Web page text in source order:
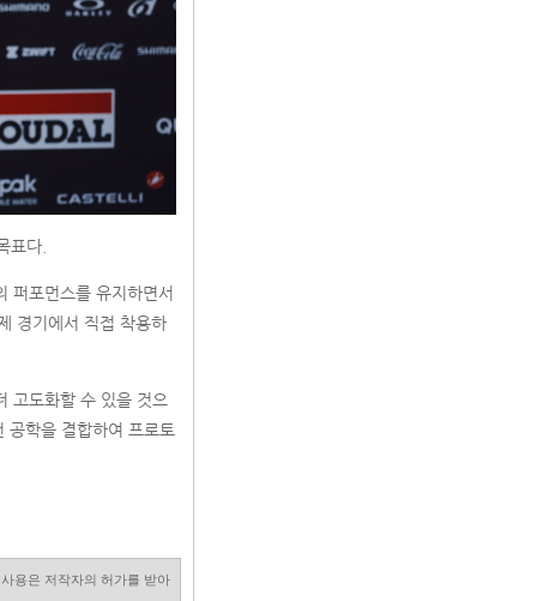
표다.
퍼포먼스를 유지하면서
경기에서 직접 착용하
고도화할 수 있을 것으
공학을 결합하여 프로토
용은 저작자의 허가를 받아